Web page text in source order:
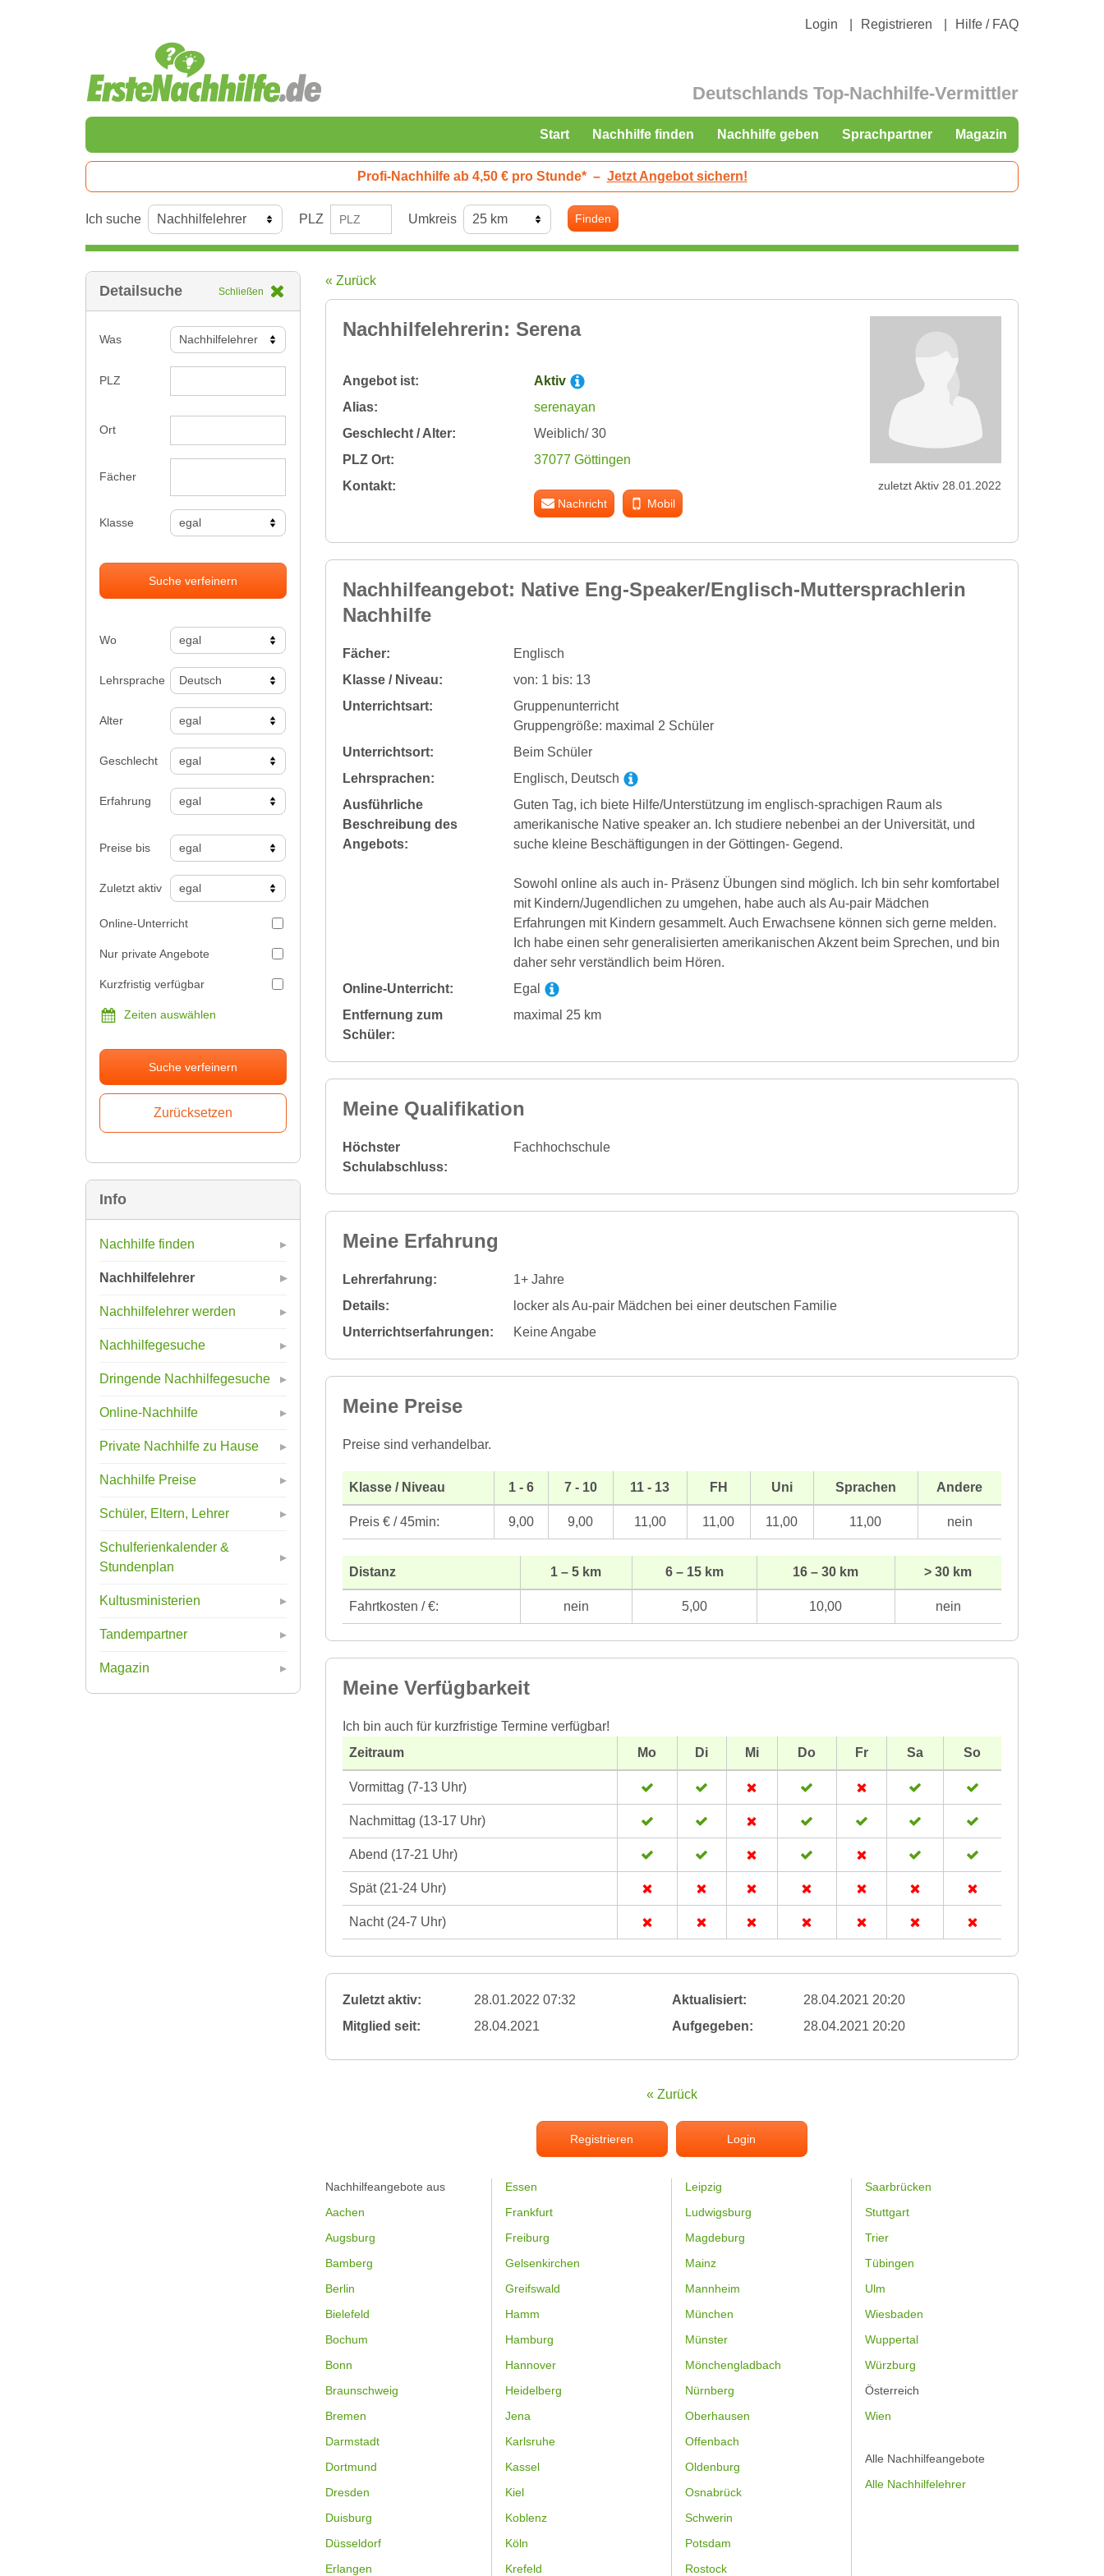
Login Registrieren Hilfe / FAQ
Deutschlands Top-Nachhilfe-Vermittler
Start Nachhilfe finden Nachhilfe geben Sprachpartner Magazin
Profi-Nachhilfe ab 4,50 € pro Stunde* – Jetzt Angebot sichern!
Ich suche PLZ Umkreis Finden
Detailsuche Schließen
Was
PLZ
Ort
Fächer
Klasse
Suche verfeinern
Wo
Lehrsprache
Alter
Geschlecht
Erfahrung
Preise bis
Zuletzt aktiv
Online-Unterricht
Nur private Angebote
Kurzfristig verfügbar
Zeiten auswählen
Suche verfeinern
Info
Nachhilfe finden
Nachhilfelehrer
Nachhilfelehrer werden
Nachhilfegesuche
Dringende Nachhilfegesuche
Online-Nachhilfe
Private Nachhilfe zu Hause
Nachhilfe Preise
Schüler, Eltern, Lehrer
Schulferienkalender &
Stundenplan
Kultusministerien
Tandempartner
Magazin
« Zurück
Nachhilfelehrerin: Serena
Angebot ist:
Aktiv
Alias:
serenayan
Geschlecht / Alter:
Weiblich/ 30
PLZ Ort:
37077 Göttingen
Kontakt:
Nachricht Mobil
zuletzt Aktiv 28.01.2022
Nachhilfeangebot: Native Eng-Speaker/Englisch-Muttersprachlerin
Nachhilfe
Fächer:
Englisch
Klasse / Niveau:
von: 1 bis: 13
Unterrichtsart:
Gruppenunterricht
Gruppengröße: maximal 2 Schüler
Unterrichtsort:
Beim Schüler
Lehrsprachen:
Englisch, Deutsch
Ausführliche
Beschreibung des
Angebots:
Guten Tag, ich biete Hilfe/Unterstützung im englisch-sprachigen Raum als
amerikanische Native speaker an. Ich studiere nebenbei an der Universität, und
suche kleine Beschäftigungen in der Göttingen- Gegend.
Sowohl online als auch in- Präsenz Übungen sind möglich. Ich bin sehr komfortabel
mit Kindern/Jugendlichen zu umgehen, habe auch als Au-pair Mädchen
Erfahrungen mit Kindern gesammelt. Auch Erwachsene können sich gerne melden.
Ich habe einen sehr generalisierten amerikanischen Akzent beim Sprechen, und bin
daher sehr verständlich beim Hören.
Online-Unterricht:
Egal
Entfernung zum
Schüler:
maximal 25 km
Meine Qualifikation
Höchster
Schulabschluss:
Fachhochschule
Meine Erfahrung
Lehrerfahrung:
1+ Jahre
Details:
locker als Au-pair Mädchen bei einer deutschen Familie
Unterrichtserfahrungen:
Keine Angabe
Meine Preise
Preise sind verhandelbar.
Klasse / Niveau 1 - 6 7 - 10 11 - 13 FH Uni Sprachen Andere
Preis € / 45min: 9,00 9,00 11,00 11,00 11,00 11,00 nein
Distanz 1 – 5 km 6 – 15 km 16 – 30 km > 30 km
Fahrtkosten / €: nein 5,00 10,00 nein
Meine Verfügbarkeit
Ich bin auch für kurzfristige Termine verfügbar!
Zeitraum
Mo Di Mi Do Fr Sa So
Vormittag (7-13 Uhr)
Nachmittag (13-17 Uhr)
Abend (17-21 Uhr)
Spät (21-24 Uhr)
Nacht (24-7 Uhr)
Zuletzt aktiv: 28.01.2022 07:32 Aktualisiert:
28.04.2021 20:20
Mitglied seit:
28.04.2021 Aufgegeben: 28.04.2021 20:20
« Zurück
Registrieren Login
Nachhilfeangebote aus
Aachen
Augsburg
Bamberg
Berlin
Bielefeld
Bochum
Bonn
Braunschweig
Bremen
Darmstadt
Dortmund
Dresden
Duisburg
Düsseldorf
Erlangen
Essen
Frankfurt
Freiburg
Gelsenkirchen
Greifswald
Hamm
Hamburg
Hannover
Heidelberg
Jena
Karlsruhe
Kassel
Kiel
Koblenz
Köln
Krefeld
Leipzig
Ludwigsburg
Magdeburg
Mainz
Mannheim
München
Münster
Mönchengladbach
Nürnberg
Oberhausen
Offenbach
Oldenburg
Osnabrück
Schwerin
Potsdam
Rostock
Saarbrücken
Stuttgart
Trier
Tübingen
Ulm
Wiesbaden
Wuppertal
Würzburg
Österreich
Wien
Alle Nachhilfeangebote
Alle Nachhilfelehrer